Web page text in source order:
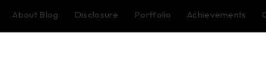
About Blog Disclosure Portfolio Achievements